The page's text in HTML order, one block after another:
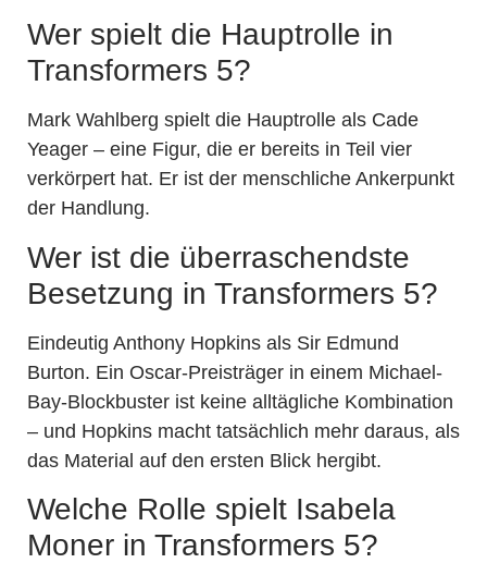
Wer spielt die Hauptrolle in
Transformers 5?
Mark Wahlberg spielt die Hauptrolle als Cade
Yeager – eine Figur, die er bereits in Teil vier
verkörpert hat. Er ist der menschliche Ankerpunkt
der Handlung.
Wer ist die überraschendste
Besetzung in Transformers 5?
Eindeutig Anthony Hopkins als Sir Edmund
Burton. Ein Oscar-Preisträger in einem Michael-
Bay-Blockbuster ist keine alltägliche Kombination
– und Hopkins macht tatsächlich mehr daraus, als
das Material auf den ersten Blick hergibt.
Welche Rolle spielt Isabela
Moner in Transformers 5?